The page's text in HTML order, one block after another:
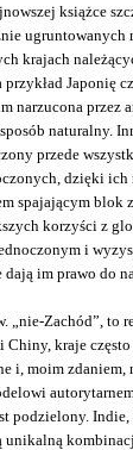
książce
ugruntowanych
krajach
Japonię
narzucona przez
naturalny.
przede
dzięki
spajającym blok
korzyści z
i
im prawo do
„nie-Zachód”, to
Chiny, kraje
i, moim
podzielony. Indie,
unikalną